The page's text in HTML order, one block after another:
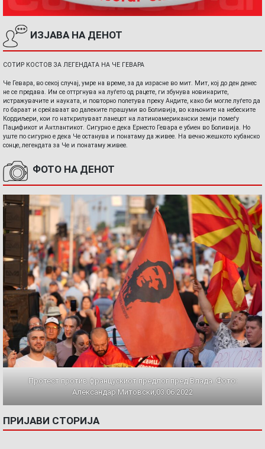
ИЗЈАВА НА ДЕНОТ
СОТИР КОСТОВ ЗА ЛЕГЕНДАТА НА ЧЕ ГЕВАРА
Че Гевара, во секој случај, умре на време, за да израсне во мит. Мит, кој до ден денес
не се предава. Им се оттргнува на луѓето од рацете, ги збунува новинарите,
истражувачите и науката, и повторно полетува преку Андите, како би могле луѓето да
го бараат и среќаваат во далеките прашуми во Боливија, во кањоните на небеските
Кордиљери, кои го наткрилуваат ланецот на латиноамерикански земји помеѓу
Пацификот и Антлантикот. Сигурно е дека Ернесто Гевара е убиен во Боливија. Но
уште по сигурно е дека Че останува и понатаму да живее. На вечно жешкото кубанско
сонце, легендата за Че и понатаму живее.
ФОТО НА ДЕНОТ
Протест против францускиот предлог пред Влада. Фото:
Александар Митовски,03.06.2022
ПРИЈАВИ СТОРИЈА